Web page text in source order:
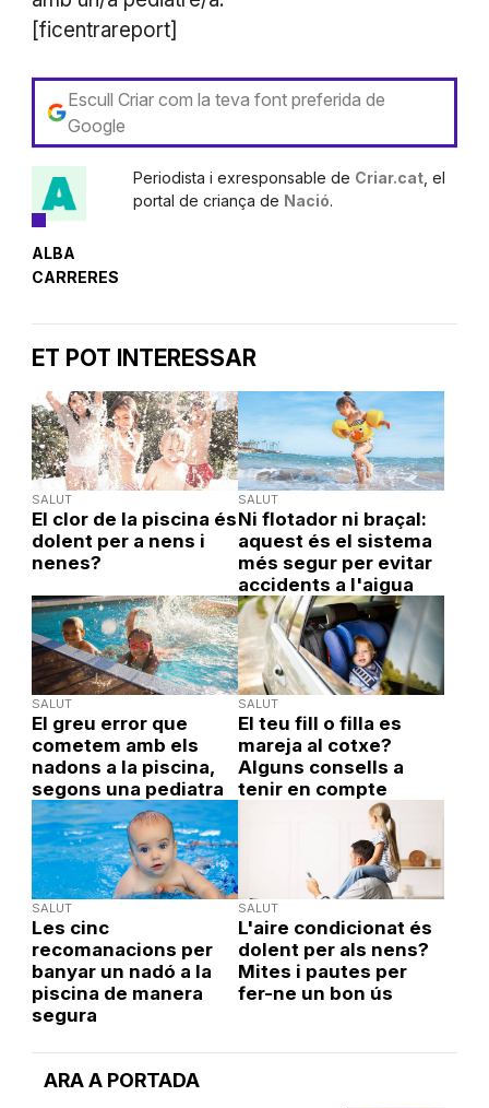
ARA A PORTADA
[ficentrareport]
Escull Criar com la teva font preferida de
Google
ALBA
CARRERES
Periodista i exresponsable de Criar.cat , el
portal de criança de Nació.
ET POT INTERESSAR
SALUT
El clor de la piscina és
dolent per a nens i
nenes?
SALUT
Ni flotador ni braçal:
aquest és el sistema
més segur per evitar
accidents a l'aigua
SALUT
El greu error que
cometem amb els
nadons a la piscina,
segons una pediatra
SALUT
El teu fill o filla es
mareja al cotxe?
Alguns consells a
tenir en compte
SALUT
Les cinc
recomanacions per
banyar un nadó a la
piscina de manera
segura
SALUT
L'aire condicionat és
dolent per als nens?
Mites i pautes per
fer-ne un bon ús